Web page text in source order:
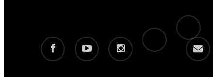
facebook youtube instagram
telegram
tiktok
email